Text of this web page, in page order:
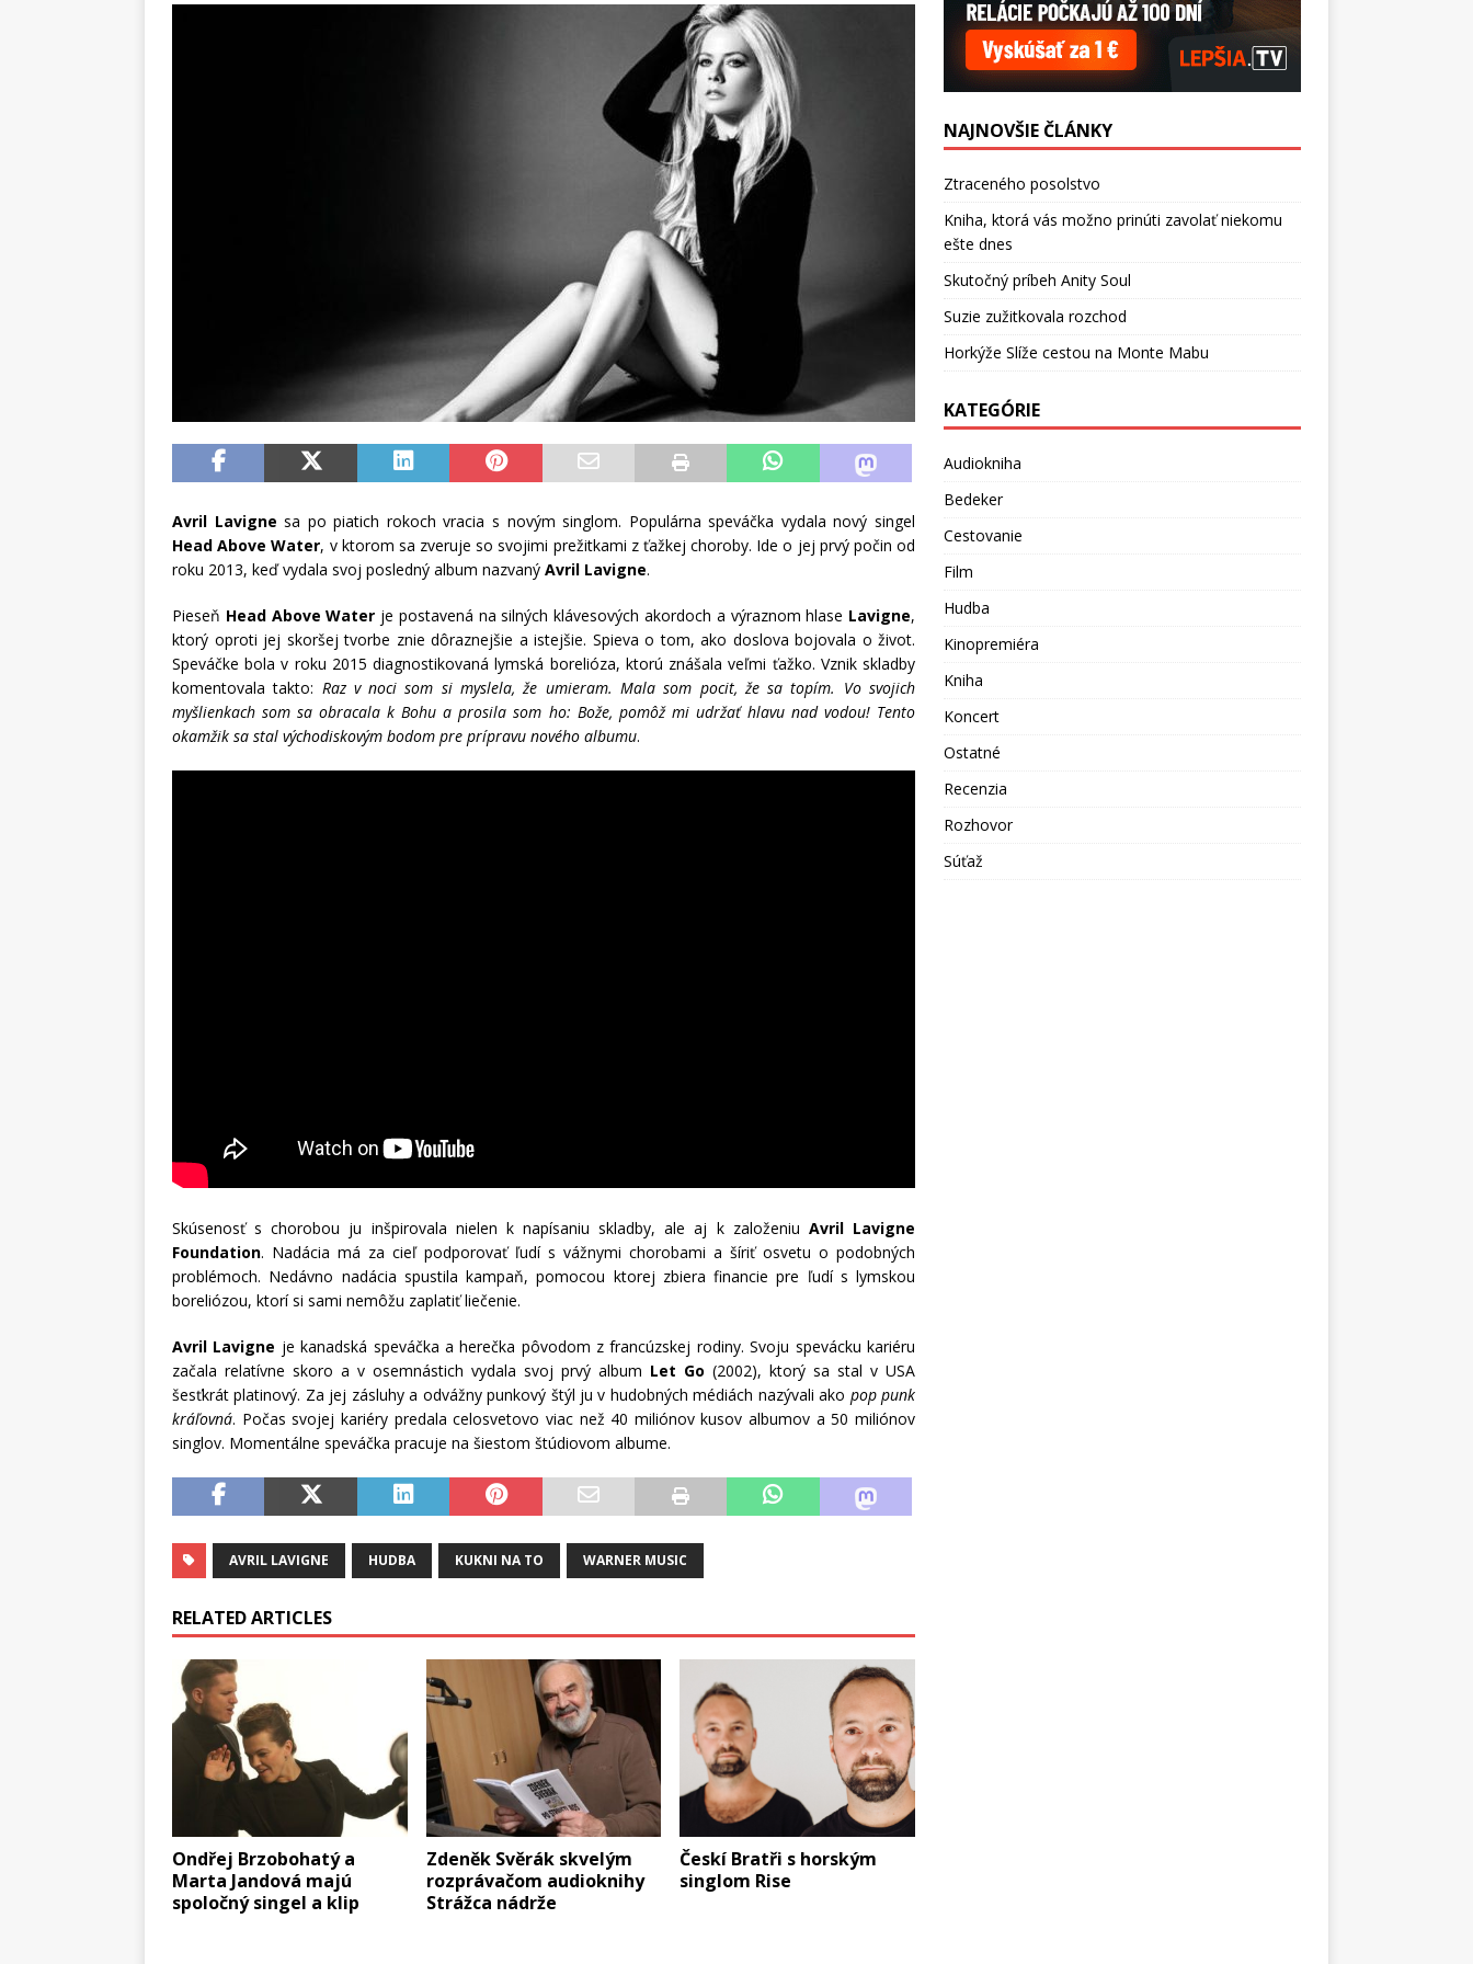
Avril Lavigne sa po piatich rokoch vracia s novým singlom. Populárna speváčka vydala nový singel
Head Above Water, v ktorom sa zveruje so svojimi prežitkami z ťažkej choroby. Ide o jej prvý počin od
roku 2013, keď vydala svoj posledný album nazvaný Avril Lavigne.
Pieseň Head Above Water je postavená na silných klávesových akordoch a výraznom hlase Lavigne,
ktorý oproti jej skoršej tvorbe znie dôraznejšie a istejšie. Spieva o tom, ako doslova bojovala o život.
Speváčke bola v roku 2015 diagnostikovaná lymská borelióza, ktorú znášala veľmi ťažko. Vznik skladby
komentovala takto: Raz v noci som si myslela, že umieram. Mala som pocit, že sa topím. Vo svojich
myšlienkach som sa obracala k Bohu a prosila som ho: Bože, pomôž mi udržať hlavu nad vodou! Tento
okamžik sa stal východiskovým bodom pre prípravu nového albumu.
Skúsenosť s chorobou ju inšpirovala nielen k napísaniu skladby, ale aj k založeniu Avril Lavigne
Foundation. Nadácia má za cieľ podporovať ľudí s vážnymi chorobami a šíriť osvetu o podobných
problémoch. Nedávno nadácia spustila kampaň, pomocou ktorej zbiera financie pre ľudí s lymskou
boreliózou, ktorí si sami nemôžu zaplatiť liečenie.
Avril Lavigne je kanadská speváčka a herečka pôvodom z francúzskej rodiny. Svoju spevácku kariéru
začala relatívne skoro a v osemnástich vydala svoj prvý album Let Go (2002), ktorý sa stal v USA
šesťkrát platinový. Za jej zásluhy a odvážny punkový štýl ju v hudobných médiách nazývali ako pop punk
kráľovná. Počas svojej kariéry predala celosvetovo viac než 40 miliónov kusov albumov a 50 miliónov
singlov. Momentálne speváčka pracuje na šiestom štúdiovom albume.
AVRIL LAVIGNE HUDBA KUKNI NA TO WARNER MUSIC
RELATED ARTICLES
Ondřej Brzobohatý a
Marta Jandová majú
spoločný singel a klip
Zdeněk Svěrák skvelým
rozprávačom audioknihy
Strážca nádrže
Českí Bratři s horským
singlom Rise
NAJNOVŠIE ČLÁNKY
Ztraceného posolstvo
Kniha, ktorá vás možno prinúti zavolať niekomu
ešte dnes
Skutočný príbeh Anity Soul
Suzie zužitkovala rozchod
Horkýže Slíže cestou na Monte Mabu
KATEGÓRIE
Audiokniha
Bedeker
Cestovanie
Film
Hudba
Kinopremiéra
Kniha
Koncert
Ostatné
Recenzia
Rozhovor
Súťaž